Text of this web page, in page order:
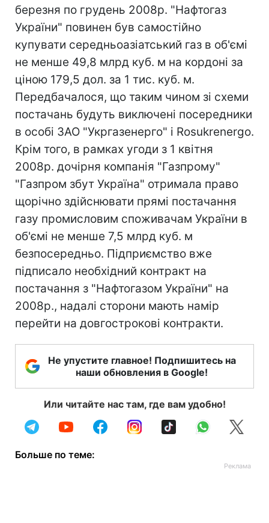
березня по грудень 2008р. "Нафтогаз
України" повинен був самостійно
купувати середньоазіатський газ в об'ємі
не менше 49,8 млрд куб. м на кордоні за
ціною 179,5 дол. за 1 тис. куб. м.
Передбачалося, що таким чином зі схеми
постачань будуть виключені посередники
в особі ЗАО "Укргазенерго" і Rosukrenergo.
Крім того, в рамках угоди з 1 квітня
2008р. дочірня компанія "Газпрому"
"Газпром збут Україна" отримала право
щорічно здійснювати прямі постачання
газу промисловим споживачам України в
об'ємі не менше 7,5 млрд куб. м
безпосередньо. Підприємство вже
підписало необхідний контракт на
постачання з "Нафтогазом України" на
2008р., надалі сторони мають намір
перейти на довгострокові контракти.
Не упустите главное! Подпишитесь на
наши обновления в Google!
Или читайте нас там, где вам удобно!
Больше по теме: